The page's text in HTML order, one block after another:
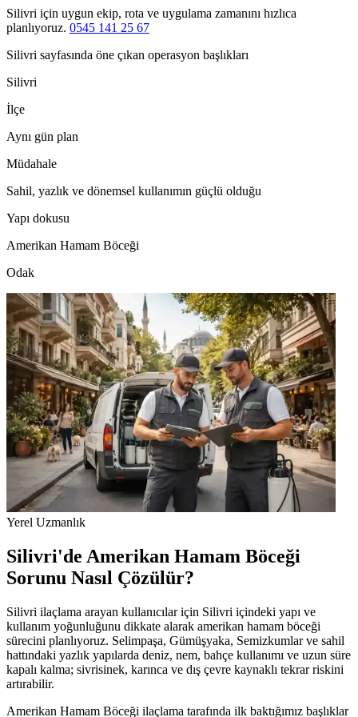
Silivri için uygun ekip, rota ve uygulama zamanını hızlıca
planlıyoruz. 0545 141 25 67
Silivri sayfasında öne çıkan operasyon başlıkları
Silivri
İlçe
Aynı gün plan
Müdahale
Sahil, yazlık ve dönemsel kullanımın güçlü olduğu
Yapı dokusu
Amerikan Hamam Böceği
Odak
Yerel Uzmanlık
Silivri'de Amerikan Hamam Böceği
Sorunu Nasıl Çözülür?
Silivri ilaçlama arayan kullanıcılar için Silivri içindeki yapı ve
kullanım yoğunluğunu dikkate alarak amerikan hamam böceği
sürecini planlıyoruz. Selimpaşa, Gümüşyaka, Semizkumlar ve sahil
hattındaki yazlık yapılarda deniz, nem, bahçe kullanımı ve uzun süre
kapalı kalma; sivrisinek, karınca ve dış çevre kaynaklı tekrar riskini
artırabilir.
Amerikan Hamam Böceği ilaçlama tarafında ilk baktığımız başlıklar